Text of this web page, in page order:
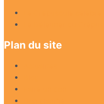
Plan du site